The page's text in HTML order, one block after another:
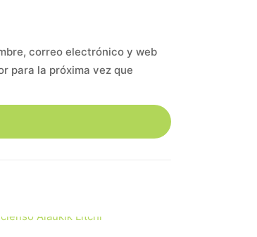
correo electrónico y web
para la próxima vez que